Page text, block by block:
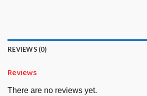
REVIEWS (0)
Reviews
There are no reviews yet.